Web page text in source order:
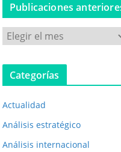
Publicaciones
u
b
c
a
c
Categorías
Actualidad
Análisis estratégico
Análisis internacional